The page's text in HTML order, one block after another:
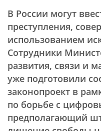
В России могут
преступления,
использованием
Сотрудники
развития, связи и
уже подготовили
законопроект в
по борьбе с
предполагающий